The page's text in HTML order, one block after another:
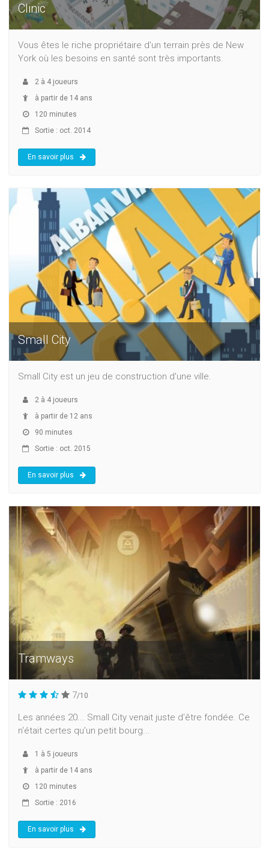
Clinic
Vous êtes le riche propriétaire d'un terrain près de New
York où les besoins en santé sont très importants.
2 à 4 joueurs
à partir de 14 ans
120 minutes
Sortie : oct. 2014
En savoir plus
Small City
Small City est un jeu de construction d'une ville.
2 à 4 joueurs
à partir de 12 ans
90 minutes
Sortie : oct. 2015
En savoir plus
Tramways
7/10
Les années 20... Small City venait juste d'être fondée. Ce
n'était certes qu'un petit bourg...
1 à 5 joueurs
à partir de 14 ans
120 minutes
Sortie : 2016
En savoir plus